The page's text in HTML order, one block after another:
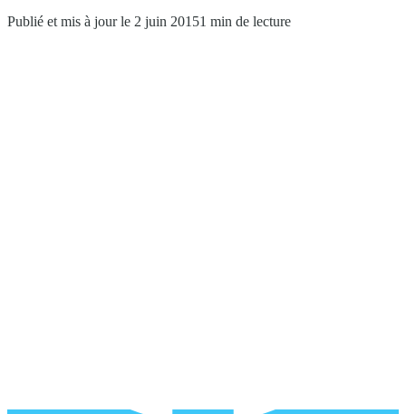
Publié et mis à jour le 2 juin 20151 min de lecture